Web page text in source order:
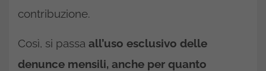
contribuzione.
Così, si passa all’uso esclusivo delle
denunce mensili, anche per quanto